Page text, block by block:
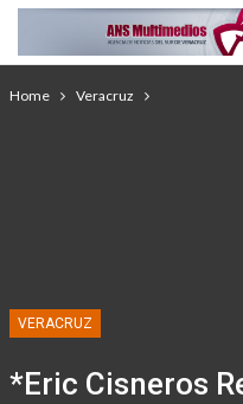
Home Veracruz
VERACRUZ
*Eric Cisneros